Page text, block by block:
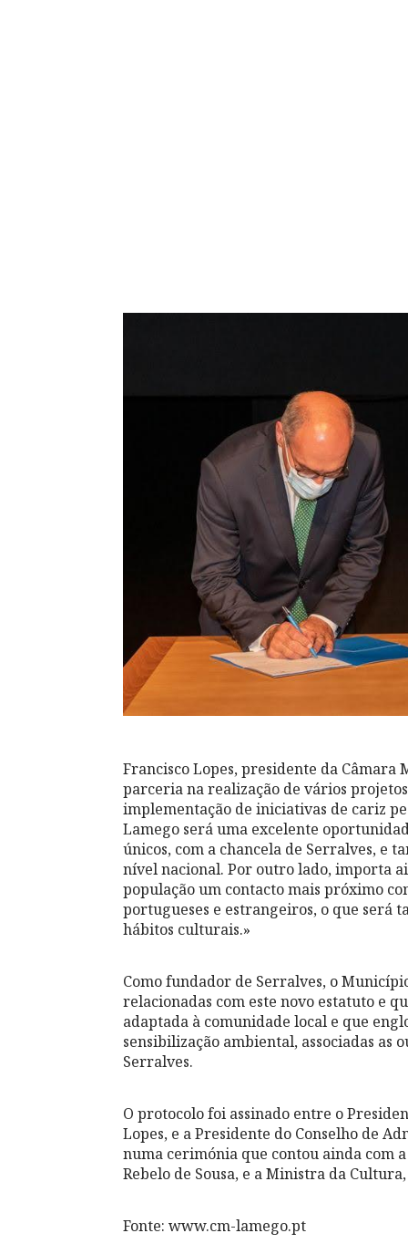
Francisco Lopes, presidente da
parceria na realização de vários
implementação de iniciativas de cariz
Lamego será uma excelente
únicos, com a chancela de Serralves, e
nível nacional. Por outro lado, importa
população um contacto mais próximo
portugueses e estrangeiros, o que será
hábitos culturais.»
Como fundador de Serralves, o
relacionadas com este novo estatuto e
adaptada à comunidade local e que
sensibilização ambiental, associadas as
Serralves.
O protocolo foi assinado entre o
Lopes, e a Presidente do Conselho de
numa cerimónia que contou ainda com
Rebelo de Sousa, e a Ministra da Cultura,
Fonte: www.cm-lamego.pt